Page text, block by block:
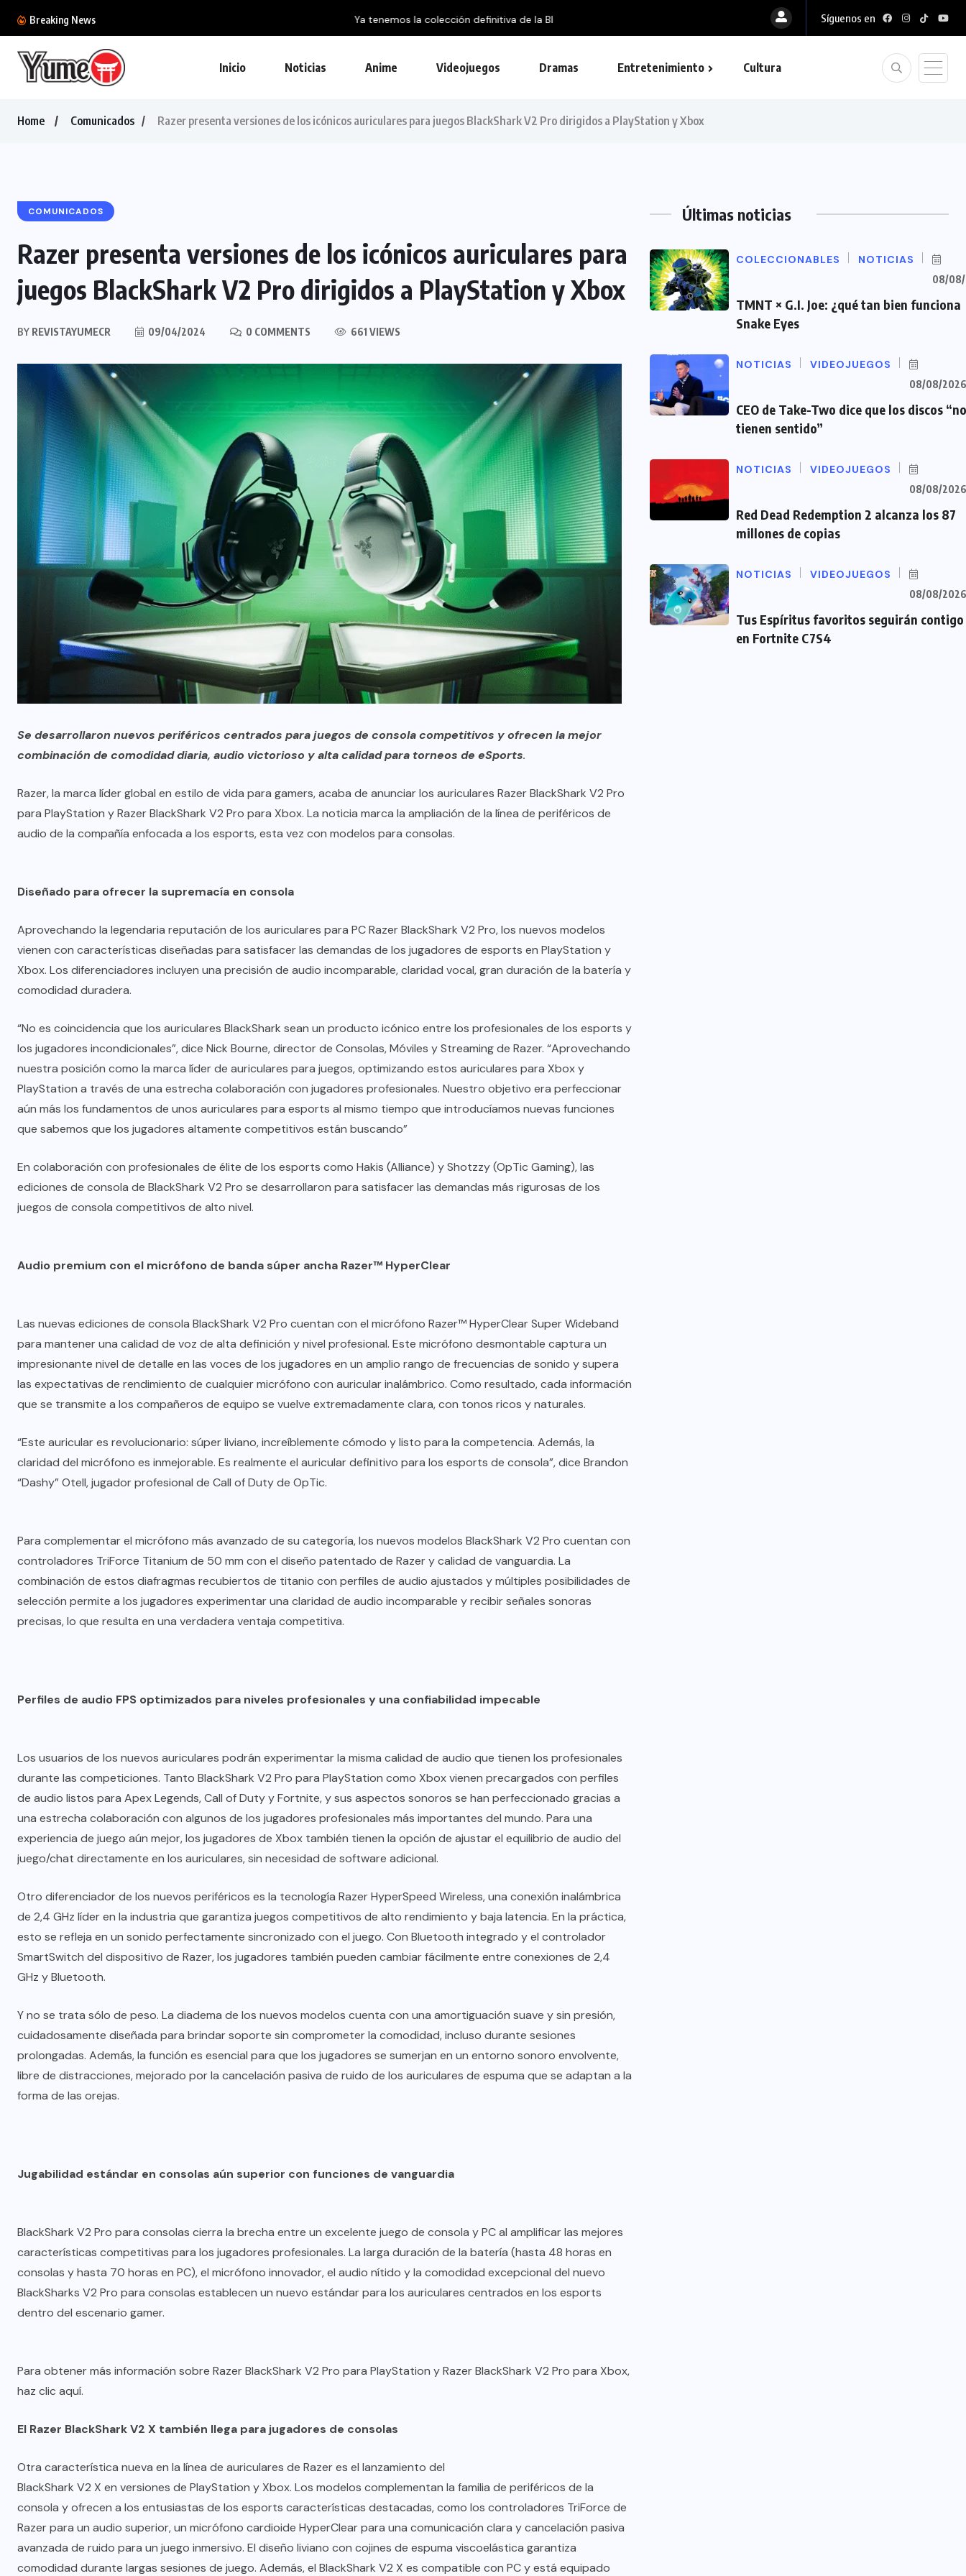
Breaking News Síguenos en
Inicio Noticias Anime Videojuegos Dramas Entretenimiento Cultura
Home Comunicados Razer presenta versiones de los icónicos auriculares para juegos BlackShark V2 Pro dirigidos a PlayStation y Xbox
COMUNICADOS
Razer presenta versiones de los icónicos auriculares para
juegos BlackShark V2 Pro dirigidos a PlayStation y Xbox
BY REVISTAYUMECR 09/04/2024 0 COMMENTS 661 VIEWS
Se desarrollaron nuevos periféricos centrados para juegos de consola competitivos y ofrecen la mejor
combinación de comodidad diaria, audio victorioso y alta calidad para torneos de eSports.
Razer, la marca líder global en estilo de vida para gamers, acaba de anunciar los auriculares Razer BlackShark V2 Pro
para PlayStation y Razer BlackShark V2 Pro para Xbox. La noticia marca la ampliación de la línea de periféricos de
audio de la compañía enfocada a los esports, esta vez con modelos para consolas.
Diseñado para ofrecer la supremacía en consola
Aprovechando la legendaria reputación de los auriculares para PC RazerBlackShark V2 Pro, los nuevos modelos
vienen con características diseñadas para satisfacer las demandas de los jugadores de esports en PlayStation y
Xbox. Los diferenciadores incluyen una precisión de audio incomparable, claridad vocal, gran duración de la batería y
comodidad duradera.
“No es coincidencia que los auriculares BlackShark sean un producto icónico entre los profesionales de los esports y
los jugadores incondicionales”, dice Nick Bourne, director de Consolas, Móviles y Streaming de Razer. “Aprovechando
nuestra posición como la marca líder de auriculares para juegos, optimizando estos auriculares para Xbox y
PlayStation a través de una estrecha colaboración con jugadores profesionales. Nuestro objetivo era perfeccionar
aún más los fundamentos de unos auriculares para esports al mismo tiempo que introducíamos nuevas funciones
que sabemos que los jugadores altamente competitivos están buscando”
En colaboración con profesionales de élite de los esports como Hakis (Alliance) y Shotzzy (OpTic Gaming), las
ediciones de consola de BlackShark V2 Pro se desarrollaron para satisfacer las demandas más rigurosas de los
juegos de consola competitivos de alto nivel.
Audio premium con el micrófono de banda súper ancha Razer™ HyperClear
Las nuevas ediciones de consola BlackShark V2 Pro cuentan con el micrófono Razer™ HyperClear Super Wideband
para mantener una calidad de voz de alta definición y nivel profesional. Este micrófono desmontable captura un
impresionante nivel de detalle en las voces de los jugadores en un amplio rango de frecuencias de sonido y supera
las expectativas de rendimiento de cualquier micrófono con auricular inalámbrico. Como resultado, cada información
que se transmite a los compañeros de equipo se vuelve extremadamente clara, con tonos ricos y naturales.
“Este auricular es revolucionario: súper liviano, increíblemente cómodo y listo para la competencia. Además, la
claridad del micrófono es inmejorable. Es realmente el auricular definitivo para los esports de consola”, dice Brandon
“Dashy” Otell, jugador profesional de Call of Duty de OpTic.
Para complementar el micrófono más avanzado de su categoría, los nuevos modelos BlackShark V2 Pro cuentan con
controladores TriForce Titanium de 50 mm con el diseño patentado de Razer y calidad de vanguardia. La
combinación de estos diafragmas recubiertos de titanio con perfiles de audio ajustados y múltiples posibilidades de
selección permite a los jugadores experimentar una claridad de audio incomparable y recibir señales sonoras
precisas, lo que resulta en una verdadera ventaja competitiva.
Perfiles de audio FPS optimizados para niveles profesionales y una confiabilidad impecable
Los usuarios de los nuevos auriculares podrán experimentar la misma calidad de audio que tienen los profesionales
durante las competiciones. Tanto BlackShark V2 Pro para PlayStation como Xbox vienen precargados con perfiles
de audio listos para Apex Legends, Call of Duty y Fortnite, y sus aspectos sonoros se han perfeccionado gracias a
una estrecha colaboración con algunos de los jugadores profesionales más importantes del mundo. Para una
experiencia de juego aún mejor, los jugadores de Xbox también tienen la opción de ajustar el equilibrio de audio del
juego/chat directamente en los auriculares, sin necesidad de software adicional.
Otro diferenciador de los nuevos periféricos es la tecnología Razer HyperSpeed ​​Wireless, una conexión inalámbrica
de 2,4 GHz líder en la industria que garantiza juegos competitivos de alto rendimiento y baja latencia. En la práctica,
esto se refleja en un sonido perfectamente sincronizado con el juego. Con Bluetooth integrado y el controlador
SmartSwitch del dispositivo de Razer, los jugadores también pueden cambiar fácilmente entre conexiones de 2,4
GHz y Bluetooth.
Y no se trata sólo de peso. La diadema de los nuevos modelos cuenta con una amortiguación suave y sin presión,
cuidadosamente diseñada para brindar soporte sin comprometer la comodidad, incluso durante sesiones
prolongadas. Además, la función es esencial para que los jugadores se sumerjan en un entorno sonoro envolvente,
libre de distracciones, mejorado por la cancelación pasiva de ruido de los auriculares de espuma que se adaptan a la
forma de las orejas.
Jugabilidad estándar en consolas aún superior con funciones de vanguardia
BlackShark V2 Pro para consolas cierra la brecha entre un excelente juego de consola y PC al amplificar las mejores
características competitivas para los jugadores profesionales. La larga duración de la batería (hasta 48 horas en
consolas y hasta 70 horas en PC), el micrófono innovador, el audio nítido y la comodidad excepcional del nuevo
BlackSharks V2 Pro para consolas establecen un nuevo estándar para los auriculares centrados en los esports
dentro del escenario gamer.
Para obtener más información sobre Razer BlackShark V2 Pro para PlayStation y Razer BlackShark V2 Pro para Xbox,
haz clic aquí.
El Razer BlackShark V2 X también llega para jugadores de consolas
Otra característica nueva en la línea de auriculares de Razer es el lanzamiento del
BlackShark V2 X en versiones de PlayStation y Xbox. Los modelos complementan la familia de periféricos de la
consola y ofrecen a los entusiastas de los esports características destacadas, como los controladores TriForce de
Razer para un audio superior, un micrófono cardioide HyperClear para una comunicación clara y cancelación pasiva
avanzada de ruido para un juego inmersivo. El diseño liviano con cojines de espuma viscoelástica garantiza
comodidad durante largas sesiones de juego. Además, el BlackShark V2 X es compatible con PC y está equipado
Últimas noticias
COLECCIONABLES NOTICIAS
08/
TMNT × G.I. Joe: ¿qué tan bien funciona
Snake Eyes
NOTICIAS VIDEOJUEGOS
08/08/2026
CEO de Take-Two dice que los discos “no
tienen sentido”
NOTICIAS VIDEOJUEGOS
08/08/2026
Red Dead Redemption 2 alcanza los 87
millones de copias
NOTICIAS VIDEOJUEGOS
08/08/2026
Tus Espíritus favoritos seguirán contigo
en Fortnite C7S4